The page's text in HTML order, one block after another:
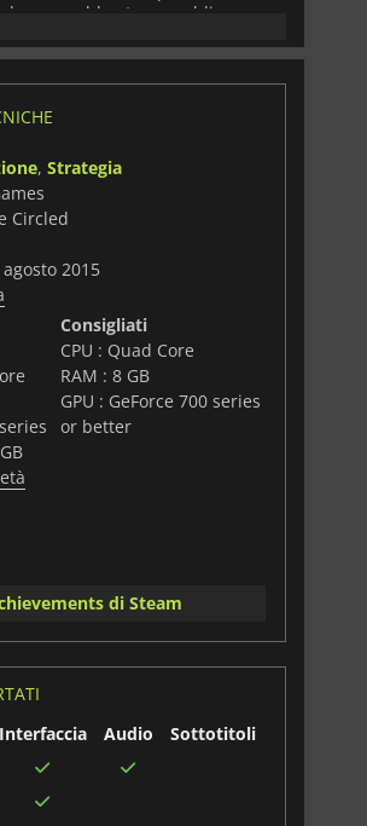
abbastanza soldi per
a cui dovrete rispondere durante
cerca di produrre nuovi farmaci.
battervi sul tempo per produrre
modi di giocare e la salute del
simulatore.
, Strategia
Circled
2015
Consigliati
CPU : Quad Core
RAM : 8 GB
GPU : GeForce 700 series
or better
di Steam
Interfaccia
Audio
Sottotitoli